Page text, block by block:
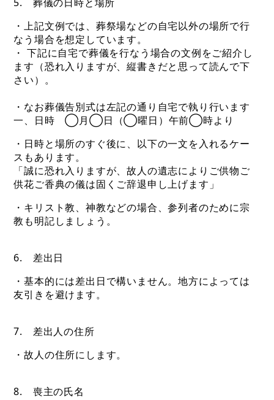
・上記文例では、葬祭場などの自宅以外の場所で行
なう場合を想定しています。
・ 下記に自宅で葬儀を行なう場合の文例をご紹介し
ます（恐れ入りますが、縦書きだと思って読んで下
さい）。
・なお葬儀告別式は左記の通り自宅で執り行います
一、日時 ◯月◯日（◯曜日）午前◯時より
・日時と場所のすぐ後に、以下の一文を入れるケー
スもあります。
「誠に恐れ入りますが、故人の遺志によりご供物ご
供花ご香典の儀は固くご辞退申し上げます」
・キリスト教、神教などの場合、参列者のために宗
教も明記しましょう。
6. 差出日
・基本的には差出日で構いません。地方によっては
友引きを避けます。
7. 差出人の住所
・故人の住所にします。
8. 喪主の氏名